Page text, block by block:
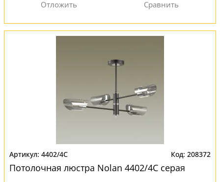
4402/4C 208372
Потолочная люстра Nolan 4402/4C серая